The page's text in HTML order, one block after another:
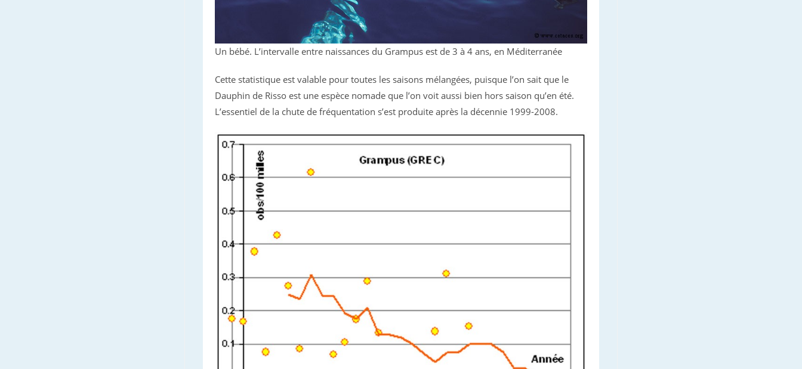
Un bébé. L’intervalle entre naissances du Grampus est de 3 à 4 ans, en Méditerranée
Cette statistique est valable pour toutes les saisons mélangées, puisque l’on sait que le
Dauphin de Risso est une espèce nomade que l’on voit aussi bien hors saison qu’en été.
L’essentiel de la chute de fréquentation s’est produite après la décennie 1999-2008.